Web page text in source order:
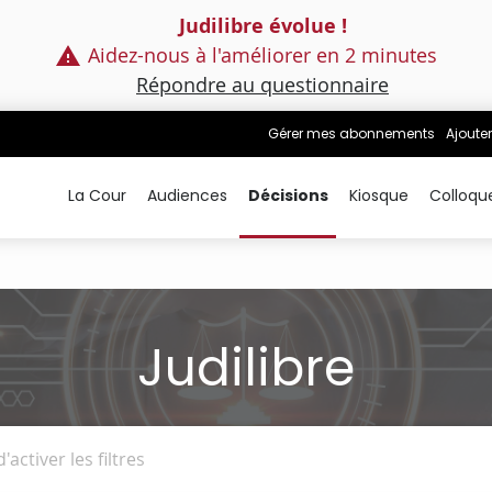
Judilibre évolue !
Aidez-nous à l'améliorer en 2 minutes
Répondre au questionnaire
Gérer mes abonnements
La Cour Audiences Décisions Kiosque
Judilibre